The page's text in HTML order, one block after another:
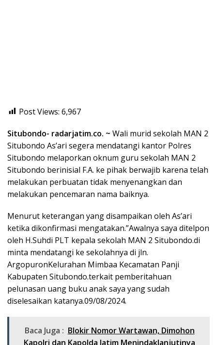
Post Views: 6,967
Situbondo- radarjatim.co. ~ Wali murid sekolah MAN 2
Situbondo As’ari segera mendatangi kantor Polres
Situbondo melaporkan oknum guru sekolah MAN 2
Situbondo berinisial F.A. ke pihak berwajib karena telah
melakukan perbuatan tidak menyenangkan dan
melakukan pencemaran nama baiknya.
Menurut keterangan yang disampaikan oleh As’ari
ketika dikonfirmasi mengatakan.”Awalnya saya ditelpon
oleh H.Suhdi PLT kepala sekolah MAN 2 Situbondo.di
minta mendatangi ke sekolahnya di jln.
ArgopuronKelurahan Mimbaa Kecamatan Panji
Kabupaten Situbondo.terkait pemberitahuan
pelunasan uang buku anak saya yang sudah
diselesaikan katanya.09/08/2024.
Baca Juga : Blokir Nomor Wartawan, Dimohon
Kapolri dan Kapolda Jatim Menindaklanjutinya